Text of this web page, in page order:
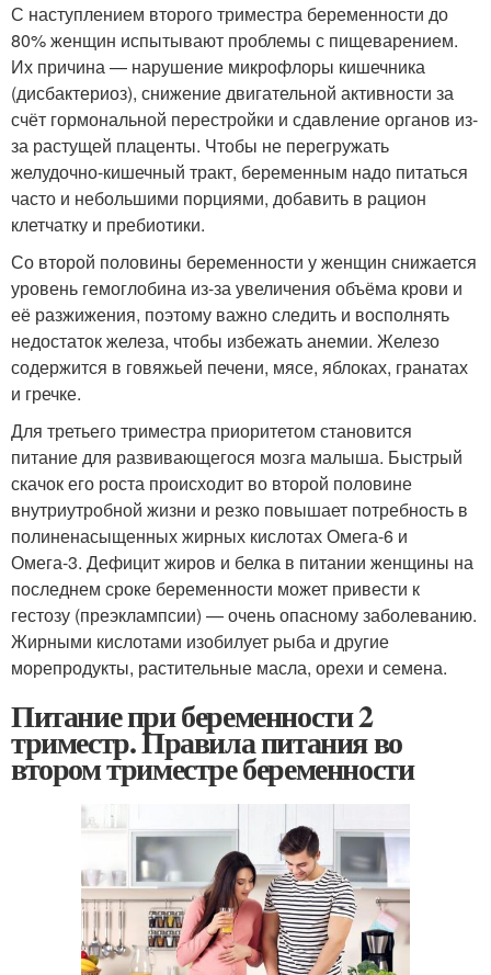
С наступлением второго триместра беременности до
80% женщин испытывают проблемы с пищеварением.
Их причина — нарушение микрофлоры кишечника
(дисбактериоз), снижение двигательной активности за
счёт гормональной перестройки и сдавление органов из-
за растущей плаценты. Чтобы не перегружать
желудочно-кишечный тракт, беременным надо питаться
часто и небольшими порциями, добавить в рацион
клетчатку и пребиотики.
Со второй половины беременности у женщин снижается
уровень гемоглобина из-за увеличения объёма крови и
её разжижения, поэтому важно следить и восполнять
недостаток железа, чтобы избежать анемии. Железо
содержится в говяжьей печени, мясе, яблоках, гранатах
и гречке.
Для третьего триместра приоритетом становится
питание для развивающегося мозга малыша. Быстрый
скачок его роста происходит во второй половине
внутриутробной жизни и резко повышает потребность в
полиненасыщенных жирных кислотах Омега-6 и
Омега-3. Дефицит жиров и белка в питании женщины на
последнем сроке беременности может привести к
гестозу (преэклампсии) — очень опасному заболеванию.
Жирными кислотами изобилует рыба и другие
морепродукты, растительные масла, орехи и семена.
Питание при беременности 2
триместр. Правила питания во
втором триместре беременности